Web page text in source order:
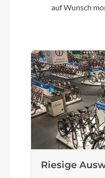
auf Wunsch
Riesige